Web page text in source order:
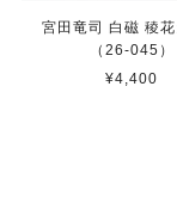
宮田竜司 白磁 稜
（26-045）
¥4,400